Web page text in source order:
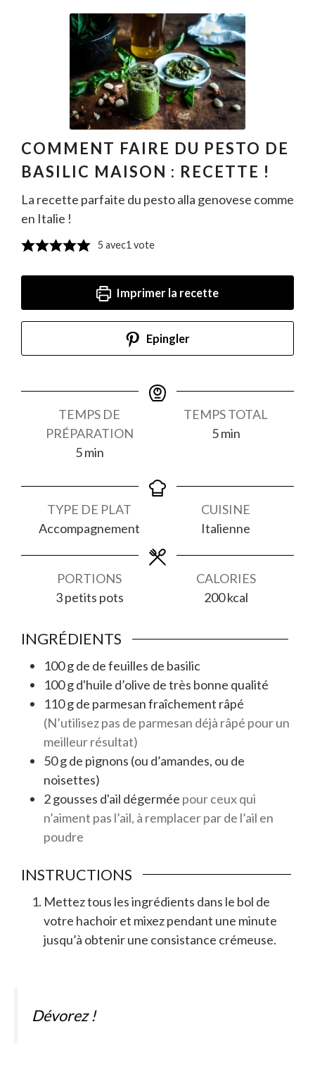
COMMENT FAIRE DU PESTO DE
BASILIC MAISON : RECETTE !
La recette parfaite du pesto alla genovese comme
en Italie !
5 avec1 vote
Imprimer la recette
Epingler
TEMPS DE
PRÉPARATION
5minutes
min
TEMPS TOTAL
5minutes
min
TYPE DE PLAT
Accompagnement
CUISINE
Italienne
PORTIONS
3 petits pots
CALORIES
200 kcal
INGRÉDIENTS
100gde de feuilles de basilic
100gd'huile d’olive de très bonne qualité
110gde parmesan fraîchement râpé
(N’utilisez pas de parmesan déjà râpé pour un
meilleur résultat)
50gde pignons (ou d’amandes, ou de
noisettes)
2gousses d'ail dégermée pour ceux qui
n’aiment pas l’ail, à remplacer par de l’ail en
poudre
INSTRUCTIONS
Mettez tous les ingrédients dans le bol de
votre hachoir et mixez pendant une minute
jusqu’à obtenir une consistance crémeuse.
Dévorez !